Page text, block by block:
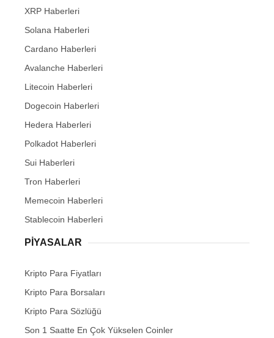
XRP Haberleri
Solana Haberleri
Cardano Haberleri
Avalanche Haberleri
Litecoin Haberleri
Dogecoin Haberleri
Hedera Haberleri
Polkadot Haberleri
Sui Haberleri
Tron Haberleri
Memecoin Haberleri
Stablecoin Haberleri
PIYASALAR
Kripto Para Fiyatları
Kripto Para Borsaları
Kripto Para Sözlüğü
Son 1 Saatte En Çok Yükselen Coinler